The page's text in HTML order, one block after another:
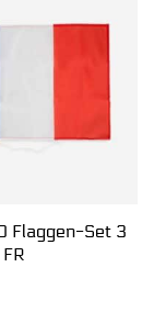
Flaggen-Set 3